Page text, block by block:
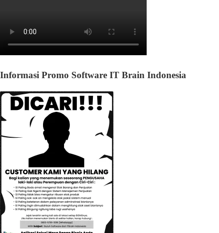
Informasi Promo Software IT Brain Indonesia